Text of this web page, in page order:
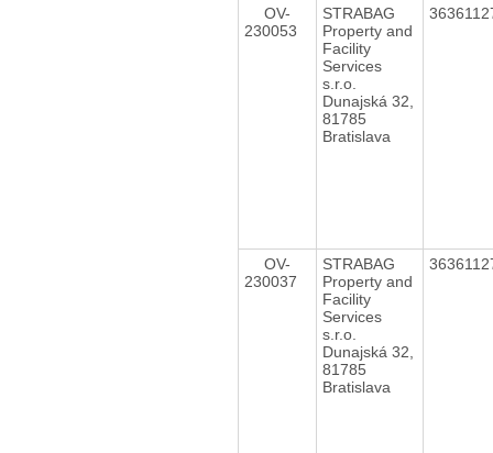
OV-
230053
STRABAG
Property and
Facility
Services
s.r.o.
Dunajská 32,
81785
Bratislava
OV-
230037
STRABAG
Property and
Facility
Services
s.r.o.
Dunajská 32,
81785
Bratislava